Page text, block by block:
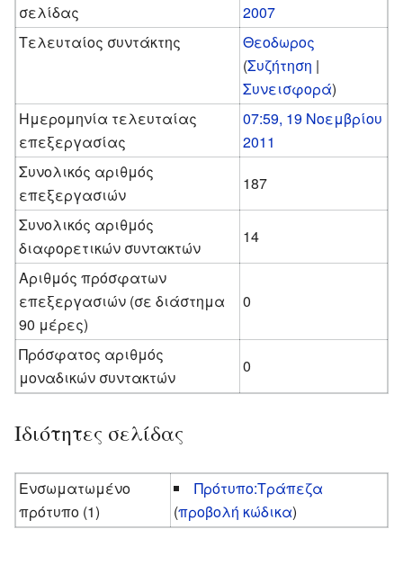
σελίδας
2007
Τελευταίος συντάκτης
Θεοδωρος
(Συζήτηση |
Συνεισφορά)
Ημερομηνία τελευταίας
επεξεργασίας
07:59, 19 Νοεμβρίου
2011
Συνολικός αριθμός
επεξεργασιών
187
Συνολικός αριθμός
διαφορετικών συντακτών
14
Αριθμός πρόσφατων
επεξεργασιών (σε διάστημα
90 μέρες)
0
Πρόσφατος αριθμός
μοναδικών συντακτών
0
Ιδιότητες σελίδας
Ενσωματωμένο
πρότυπο (1)
Πρότυπο:Τράπεζα
(προβολή κώδικα)